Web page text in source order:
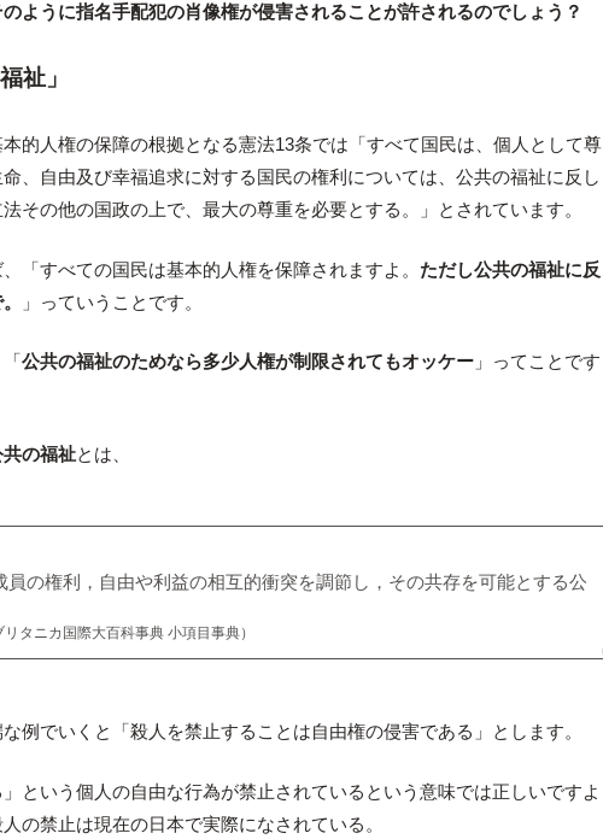
ように指名手配犯の肖像権が侵害されることが許されるのでしょう？
祉」
的人権の保障の根拠となる憲法13条では「すべて国民は、個人として尊
、自由及び幸福追求に対する国民の権利については、公共の福祉に反し
その他の国政の上で、最大の尊重を必要とする。」とされています。
「すべての国民は基本的人権を保障されますよ。 ただし公共の福祉に反
」っていうことです。
「公共の福祉のためなら多少人権が制限されてもオッケー 」ってことです
共の福祉とは、
員の権利，自由や利益の相互的衝突を調節し，その共存を可能とする公
リタニカ国際大百科事典 小項目事典）
例でいくと「殺人を禁止することは自由権の侵害である」とします。
」という個人の自由な行為が禁止されているという意味では正しいですよ
の禁止は現在の日本で実際になされている。